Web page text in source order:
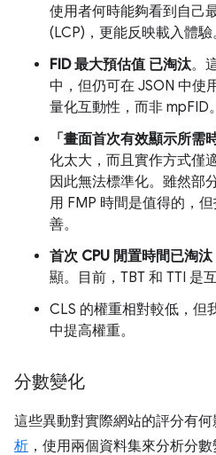
使用者何時能夠看到自己
(LCP)，更能反映載入體驗
FID 最大預估值 已淘汰。
中，但仍可在 JSON 中使
量化互動性，而非 mpFID。
「畫面首次有效顯示所需
化太大，而且實作方式僅
因此無法標準化。雖然部
用 FMP 時間是值得的，
善。
首次 CPU 閒置時間已淘汰
顯。目前，TBT 和 TTI 是
CLS 的權重相對較低，但
中提高權重。
分數變化
這些異動對實際網站的評分有
析 ，使用兩個資料集來分析分數